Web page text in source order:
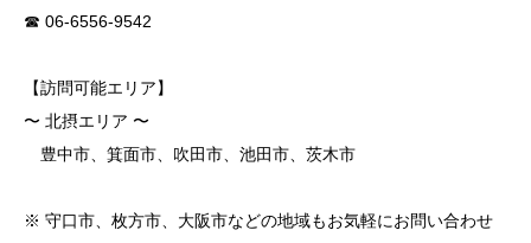
☎ 06-6556-9542
【訪問可能エリア】
〜 北摂エリア 〜
豊中市、箕面市、吹田市、池田市、茨木市
※ 守口市、枚方市、大阪市などの地域もお気軽にお問い合わせ